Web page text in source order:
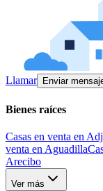
Llamar Enviar
Bienes raíces
Casas en venta en
venta en Aguadilla
Arecibo
Ver más